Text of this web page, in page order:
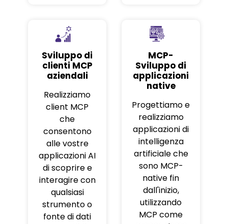
Sviluppo di
clienti MCP
aziendali
Realizziamo
client MCP
che
consentono
alle vostre
applicazioni AI
di scoprire e
interagire con
qualsiasi
strumento o
fonte di dati
MCP-
Sviluppo di
applicazioni
native
Progettiamo e
realizziamo
applicazioni di
intelligenza
artificiale che
sono MCP-
native fin
dall'inizio,
utilizzando
MCP come